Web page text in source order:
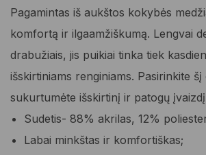
Pagamintas iš aukštos kokybės
komfortą ir ilgaamžiškumą. Lengvai
drabužiais, jis puikiai tinka tiek
išskirtiniams renginiams. Pasirinkite
sukurtumėte išskirtinį ir patogų
Sudetis- 88% akrilas, 12%
Labai minkštas ir komfortiškas;